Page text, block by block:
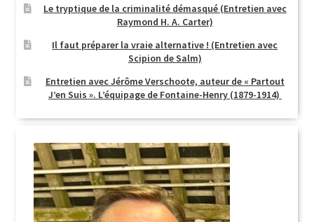
Le tryptique de la criminalité démasqué (Entretien avec
Raymond H. A. Carter)
Il faut préparer la vraie alternative ! (Entretien avec
Scipion de Salm)
Entretien avec Jérôme Verschoote, auteur de « Partout
J’en Suis ». L’équipage de Fontaine-Henry (1879-1914)